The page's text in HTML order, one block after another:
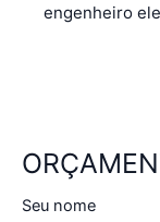
engenheiro
Seu nome